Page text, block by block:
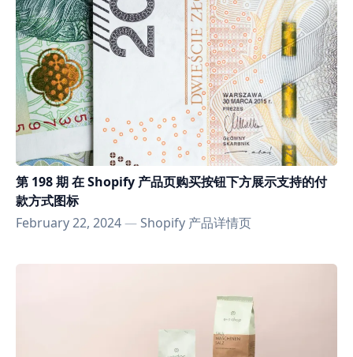
第 198 期 在 Shopify 产品页购买按钮下方展示支持的付
款方式图标
February 22, 2024—Shopify 产品详情页